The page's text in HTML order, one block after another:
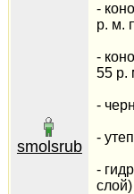
smolsrub
-
р. м.
-
55 р.
-
-
-